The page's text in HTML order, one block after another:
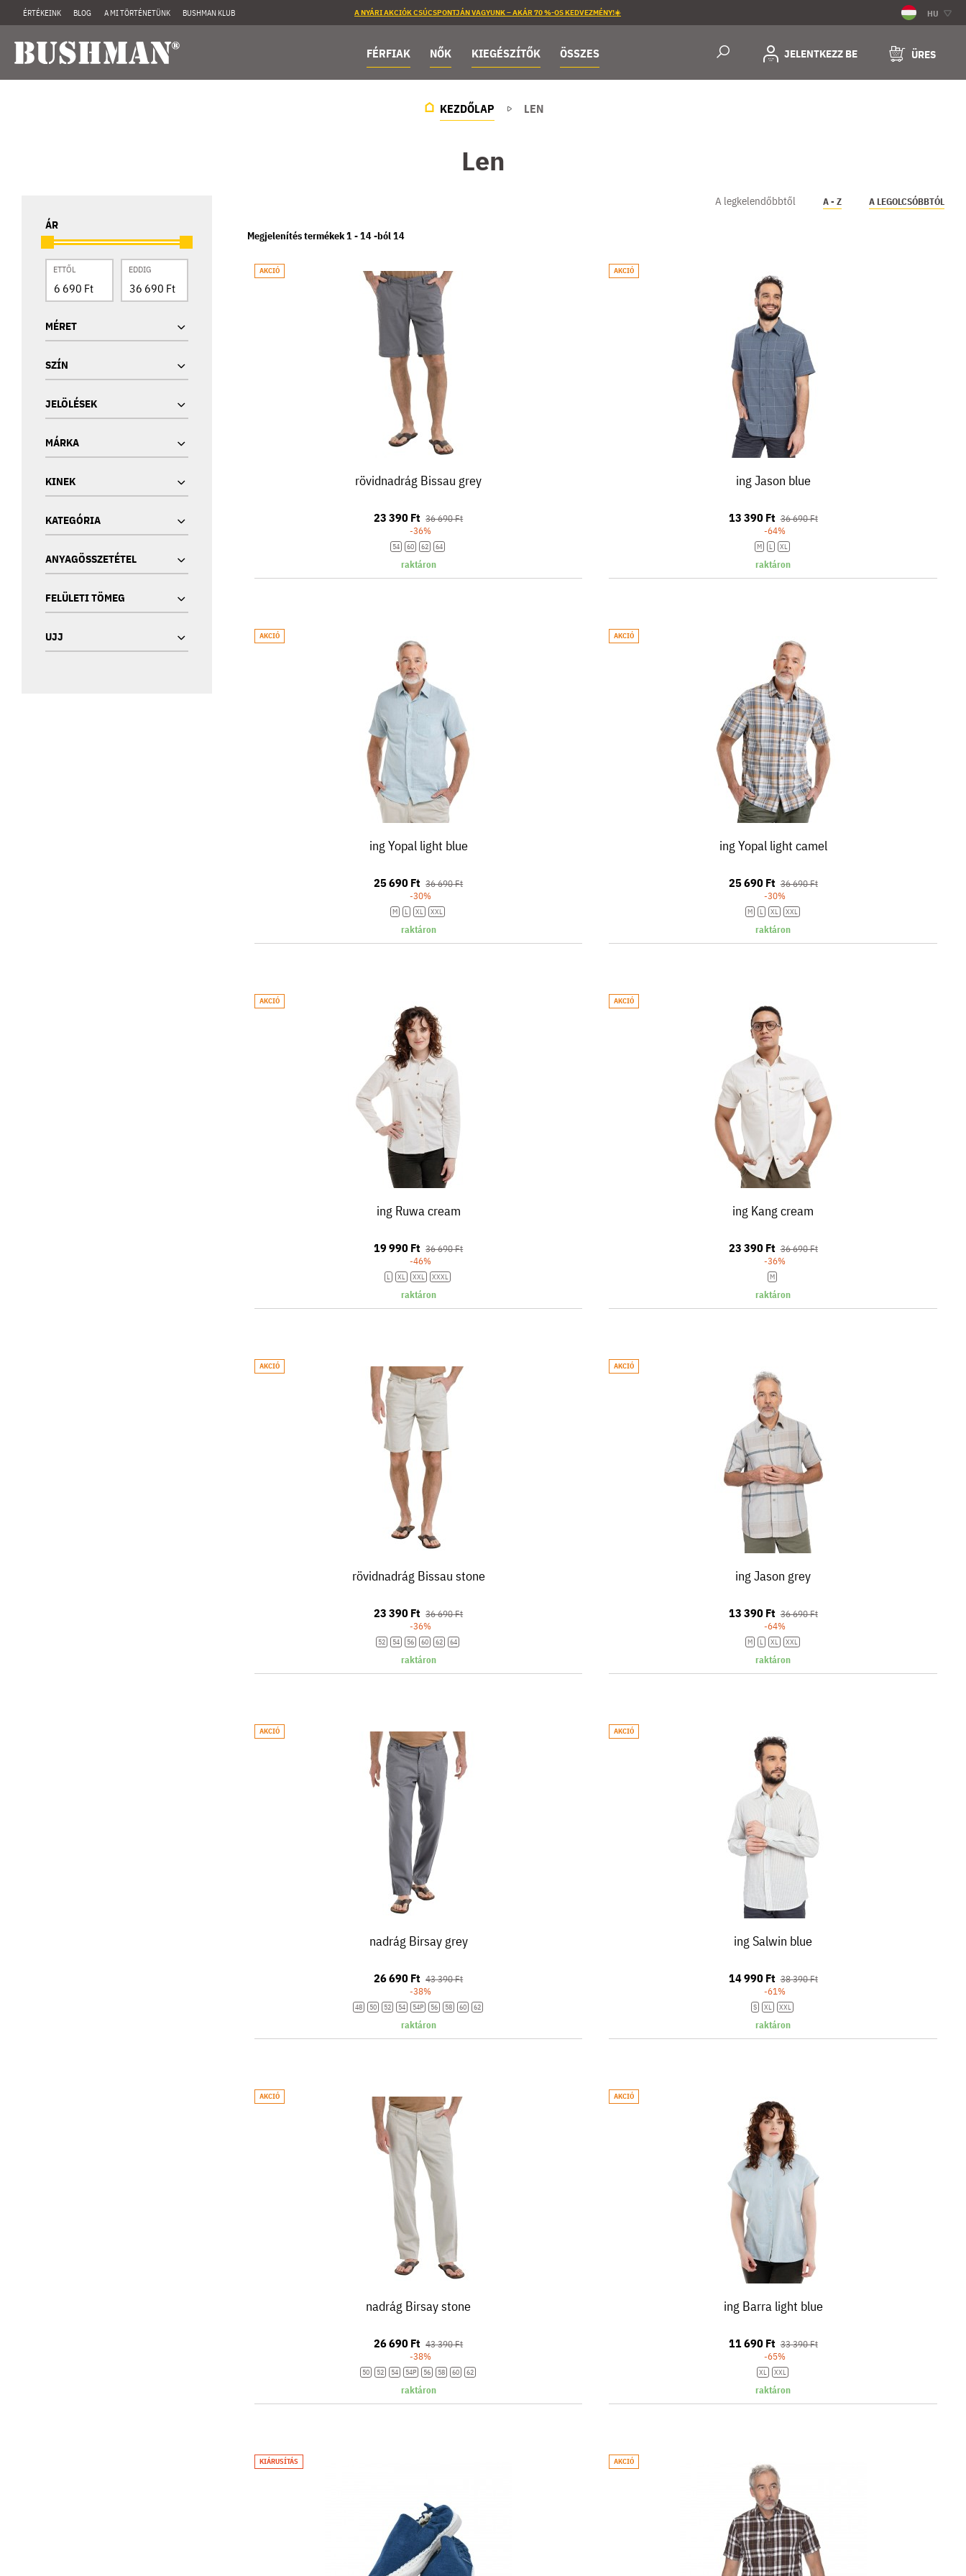
ÉRTÉKEINK BLOG A MI TÖRTÉNETÜNK BUSHMAN KLUB A NYÁRI AKCIÓK CSÚCSPONTJÁN VAGYUNK – AKÁR 70 %-OS KEDVEZMÉNY!☀️ HU
FÉRFIAK NŐK KIEGÉSZÍTŐK ÖSSZES JELENTKEZZ BE ÜRES
KEZDŐLAP LEN
Len
ÁR
ETTŐL EDDIG
MÉRET
SZÍN
JELÖLÉSEK
MÁRKA
KINEK
KATEGÓRIA
ANYAGÖSSZETÉTEL
FELÜLETI TÖMEG
UJJ
A legkelendőbbtől A - Z A LEGOLCSÓBBTÓL
Megjelenítés termékek 1 -14-ból14
AKCIÓ
rövidnadrág Bissau grey
23 390 Ft 36 690 Ft
-36%
54 60 62 64
raktáron
AKCIÓ
ing Jason blue
13 390 Ft 36 690 Ft
-64%
M L XL
raktáron
AKCIÓ
ing Yopal light blue
25 690 Ft 36 690 Ft
-30%
M L XL XXL
raktáron
AKCIÓ
ing Yopal light camel
25 690 Ft 36 690 Ft
-30%
M L XL XXL
raktáron
AKCIÓ
ing Ruwa cream
19 990 Ft 36 690 Ft
-46%
L XL XXL XXXL
raktáron
AKCIÓ
ing Kang cream
23 390 Ft 36 690 Ft
-36%
M
raktáron
AKCIÓ
rövidnadrág Bissau stone
23 390 Ft 36 690 Ft
-36%
52 54 56 60 62 64
raktáron
AKCIÓ
ing Jason grey
13 390 Ft 36 690 Ft
-64%
M L XL XXL
raktáron
AKCIÓ
nadrág Birsay grey
26 690 Ft 43 390 Ft
-38%
48 50 52 54 54P 56 58 60 62
raktáron
AKCIÓ
ing Salwin blue
14 990 Ft 38 390 Ft
-61%
S XL XXL
raktáron
AKCIÓ
nadrág Birsay stone
26 690 Ft 43 390 Ft
-38%
50 52 54 54P 56 58 60 62
raktáron
AKCIÓ
ing Barra light blue
11 690 Ft 33 390 Ft
-65%
XL XXL
raktáron
KIÁRUSÍTÁS AKCIÓ